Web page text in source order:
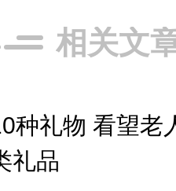
相关文
种礼物 看望老
礼品